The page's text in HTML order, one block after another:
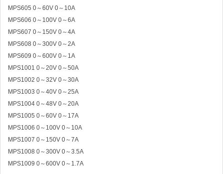
MPS605 0～60V 0～10A
MPS606 0～100V 0～6A
MPS607 0～150V 0～4A
MPS608 0～300V 0～2A
MPS609 0～600V 0～1A
MPS1001 0～20V 0～50A
MPS1002 0～32V 0～30A
MPS1003 0～40V 0～25A
MPS1004 0～48V 0～20A
MPS1005 0～60V 0～17A
MPS1006 0～100V 0～10A
MPS1007 0～150V 0～7A
MPS1008 0～300V 0～3.5A
MPS1009 0～600V 0～1.7A